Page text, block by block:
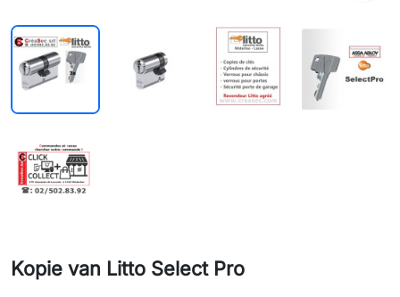
Kopie van Litto Select Pro